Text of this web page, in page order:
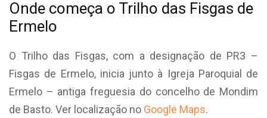
Onde começa o Trilho das Fisgas de
Ermelo
O Trilho das Fisgas, com a designação de PR3 –
Fisgas de Ermelo, inicia junto à Igreja Paroquial de
Ermelo – antiga freguesia do concelho de Mondim
de Basto. Ver localização no Google Maps.